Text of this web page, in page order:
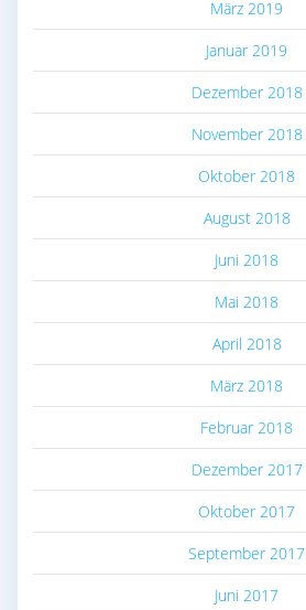
März 2019
Januar 2019
Dezember 2018
November 2018
Oktober 2018
August 2018
Juni 2018
Mai 2018
April 2018
März 2018
Februar 2018
Dezember 2017
Oktober 2017
September 2017
Juni 2017